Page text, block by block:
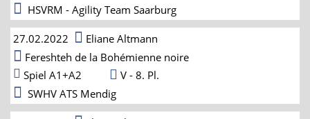
HSVRM - Agility Team Saarburg
27.02.2022
Eliane Altmann
Fereshteh de la Bohémienne noire
Spiel A1+A2
V - 8. Pl.
SWHV ATS Mendig